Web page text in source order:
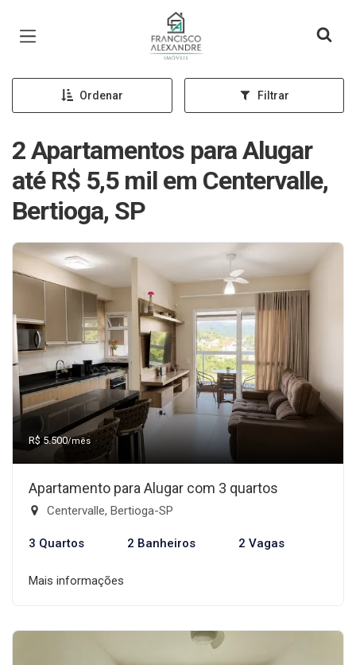
Página inicial
Ordenar Filtrar
2 Apartamentos para Alugar
até R$ 5,5 mil em Centervalle,
Bertioga, SP
R$ 5.500/mês
Apartamento para Alugar com 3 quartos
Centervalle, Bertioga-SP
3 Quartos 2 Banheiros 2 Vagas
Mais informações